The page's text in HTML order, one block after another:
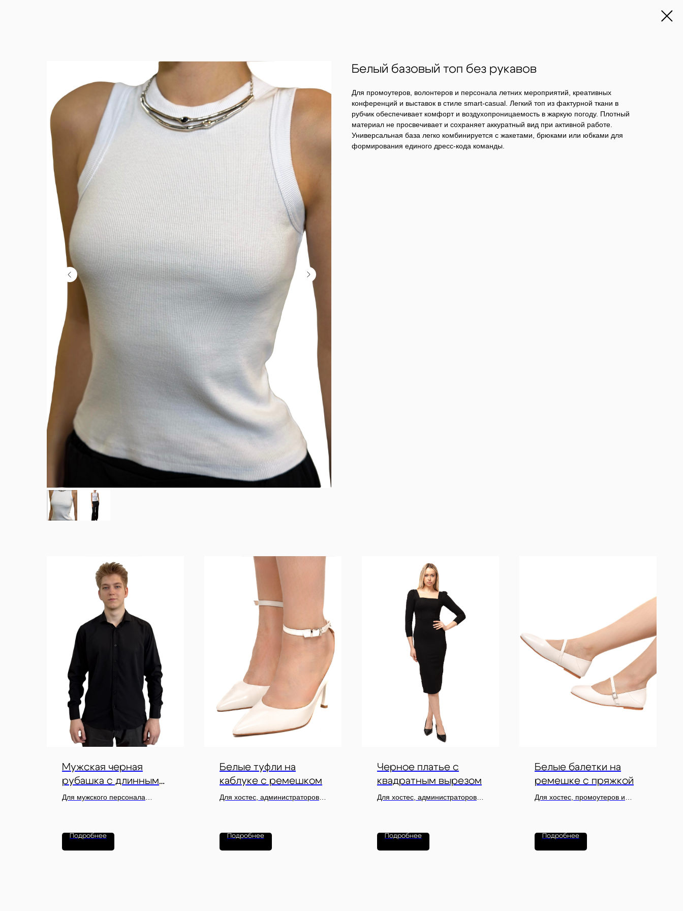
Белый базовый топ без рукавов
Для промоутеров, волонтеров и персонала летних мероприятий, креативных
конференций и выставок в стиле smart-casual. Легкий топ из фактурной ткани в
рубчик обеспечивает комфорт и воздухопроницаемость в жаркую погоду. Плотный
материал не просвечивает и сохраняет аккуратный вид при активной работе.
Универсальная база легко комбинируется с жакетами, брюками или юбками для
формирования единого дресс-кода команды.
Мужская черная
рубашка с длинным
рукавом
Для мужского персонала
регистрации
Подробнее
Белые туфли на
каблуке с ремешком
Для хостес, администраторов и
мероприятий
Подробнее
Черное платье с
квадратным вырезом
Для хостес, администраторов
Подробнее
Белые балетки на
ремешке с пряжкой
Для хостес, промоутеров и
Подробнее